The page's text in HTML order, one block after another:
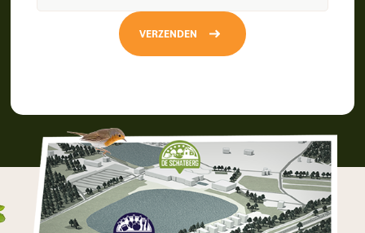
VERZENDEN